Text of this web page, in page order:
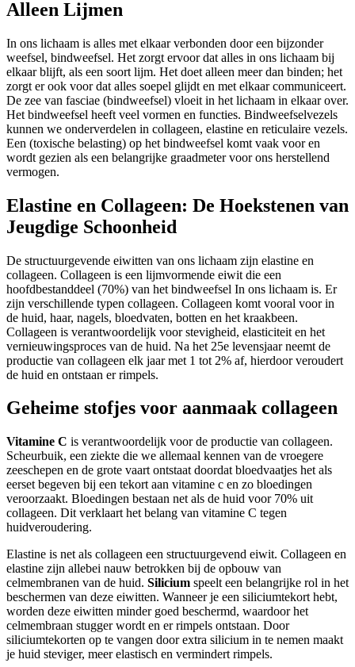
Alleen Lijmen
In ons lichaam is alles met elkaar verbonden door een bijzonder
weefsel, bindweefsel. Het zorgt ervoor dat alles in ons lichaam bij
elkaar blijft, als een soort lijm. Het doet alleen meer dan binden; het
zorgt er ook voor dat alles soepel glijdt en met elkaar communiceert.
De zee van fasciae (bindweefsel) vloeit in het lichaam in elkaar over.
Het bindweefsel heeft veel vormen en functies. Bindweefselvezels
kunnen we onderverdelen in collageen, elastine en reticulaire vezels.
Een (toxische belasting) op het bindweefsel komt vaak voor en
wordt gezien als een belangrijke graadmeter voor ons herstellend
vermogen.
Elastine en Collageen: De Hoekstenen van
Jeugdige Schoonheid
De structuurgevende eiwitten van ons lichaam zijn elastine en
collageen. Collageen is een lijmvormende eiwit die een
hoofdbestanddeel (70%) van het bindweefsel In ons lichaam is. Er
zijn verschillende typen collageen. Collageen komt vooral voor in
de huid, haar, nagels, bloedvaten, botten en het kraakbeen.
Collageen is verantwoordelijk voor stevigheid, elasticiteit en het
vernieuwingsproces van de huid. Na het 25e levensjaar neemt de
productie van collageen elk jaar met 1 tot 2% af, hierdoor veroudert
de huid en ontstaan er rimpels.
Geheime stofjes voor aanmaak collageen
Vitamine C is verantwoordelijk voor de productie van collageen.
Scheurbuik, een ziekte die we allemaal kennen van de vroegere
zeeschepen en de grote vaart ontstaat doordat bloedvaatjes het als
eerset begeven bij een tekort aan vitamine c en zo bloedingen
veroorzaakt. Bloedingen bestaan net als de huid voor 70% uit
collageen. Dit verklaart het belang van vitamine C tegen
huidveroudering.
Elastine is net als collageen een structuurgevend eiwit. Collageen en
elastine zijn allebei nauw betrokken bij de opbouw van
celmembranen van de huid. Silicium speelt een belangrijke rol in het
beschermen van deze eiwitten. Wanneer je een siliciumtekort hebt,
worden deze eiwitten minder goed beschermd, waardoor het
celmembraan stugger wordt en er rimpels ontstaan. Door
siliciumtekorten op te vangen door extra silicium in te nemen maakt
je huid steviger, meer elastisch en vermindert rimpels.